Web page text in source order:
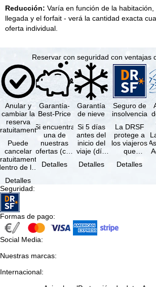
Reducción: Varía en función de la
llegada y el forfait - verá la cantidad exacta
oferta individual.
Reservar con seguridad con ventajas
Anular y
cambiar la
reserva
Puede
cancelar
de los
a
reserva, …
Detalles
Garantía-
Best-Price
Si encuentra
una de
nuestras
ofertas (con
prestaciones
Detalles
Garantía
de nieve
Si 5 días
antes del
inicio del
viaje (día
ninguna de
Detalles
Seguro de
insolvencia
La DRSF
protege a
los viajeros
que
viaje
Detalles
Seguridad:
Formas de pago:
Social Media:
Nuestras marcas:
Internacional: